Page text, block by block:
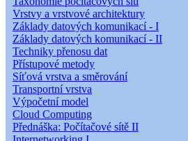
Vrstvy a vrstvové architektury
Základy datových komunikací - I
Základy datových komunikací - II
Techniky přenosu dat
Přístupové metody
Síťová vrstva a směrování
Transportní vrstva
Výpočetní model
Cloud Computing
Přednáška: Počítačové sítě II